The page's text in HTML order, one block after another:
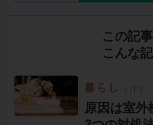
この記
こんな
原因は室外